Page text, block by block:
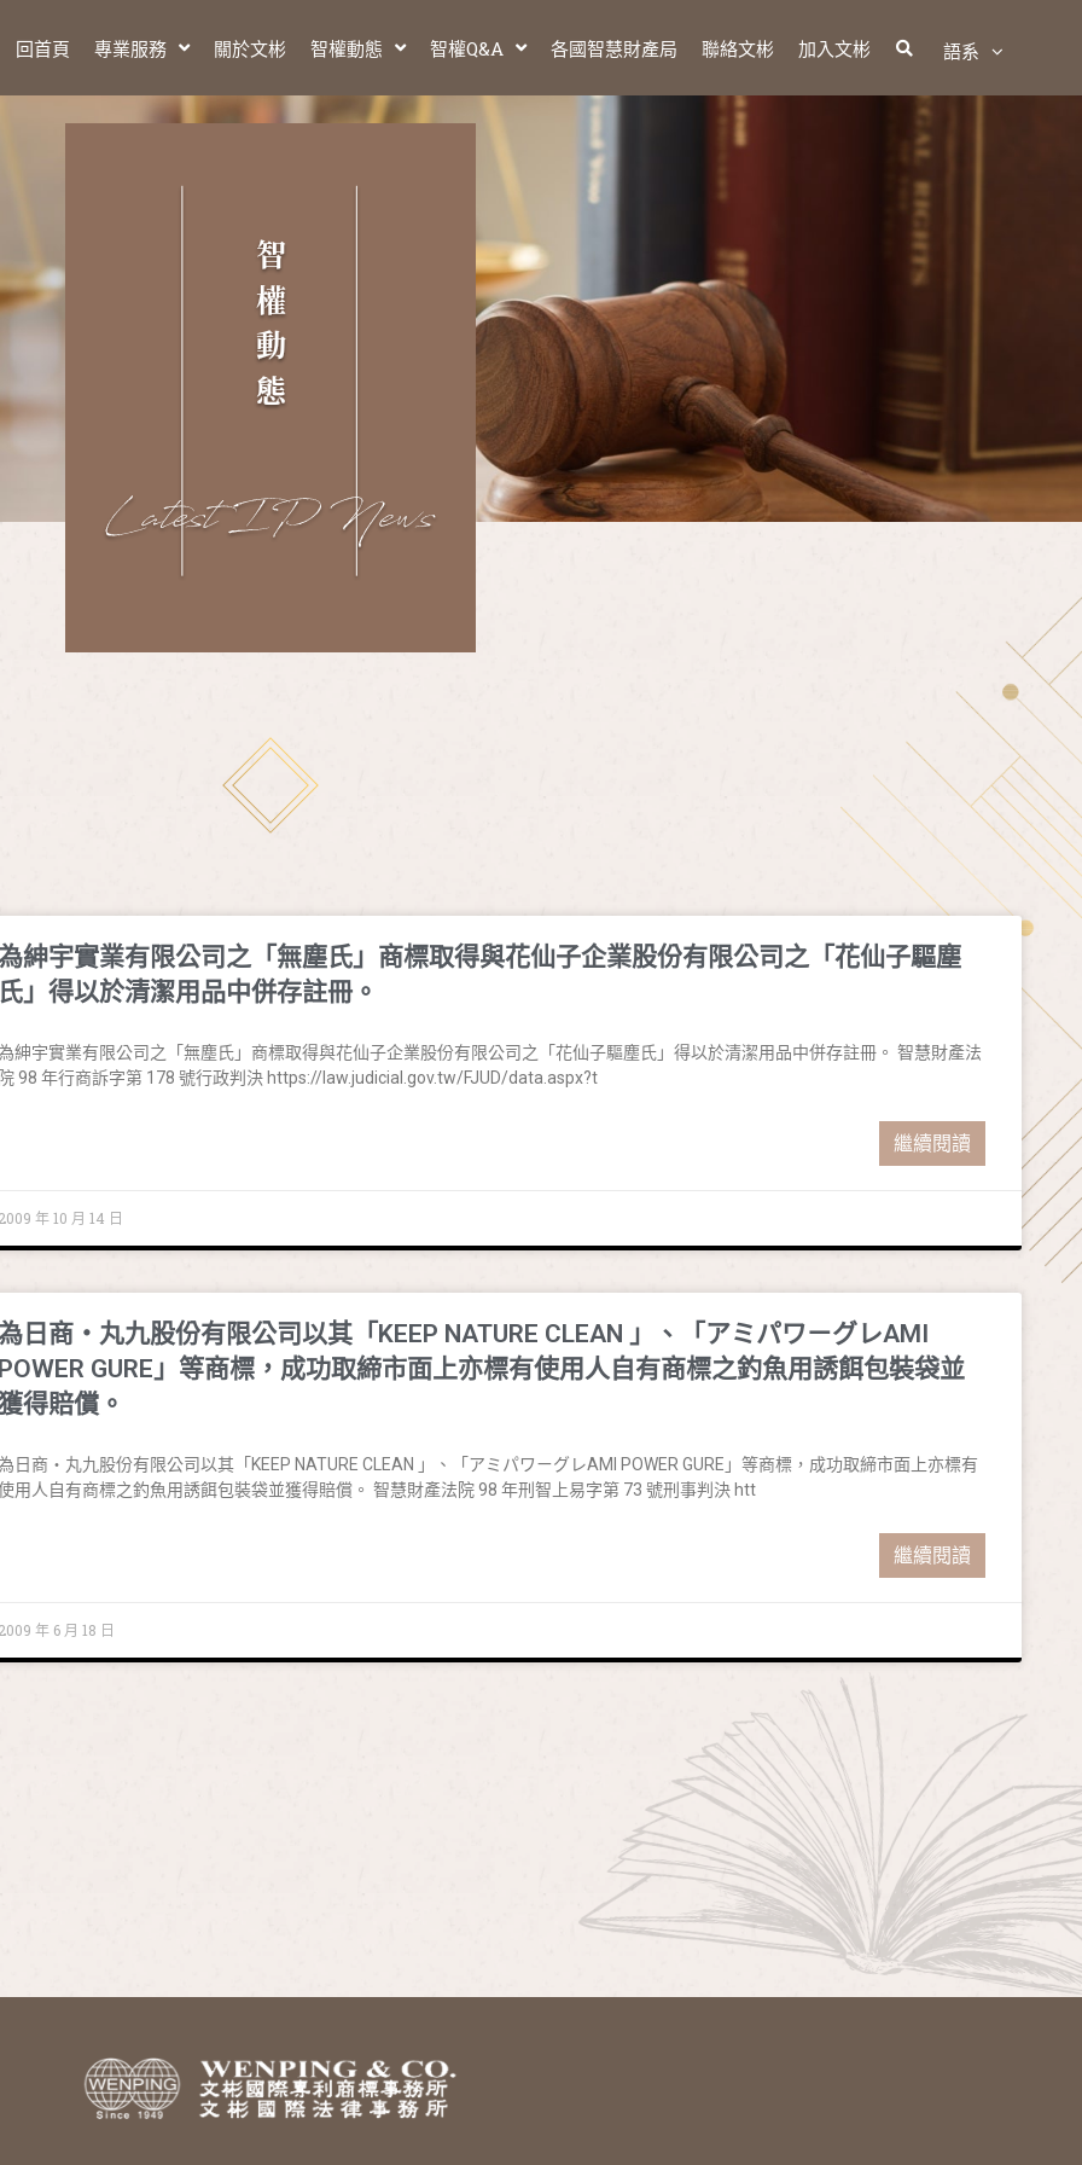
回首頁 專業服務 關於文彬 智權動態 智權Q&A 各國智慧財產局 聯絡文彬 加入文彬 語系
智
權
動
態
紳宇實業有限公司之「無塵氏」商標取得與花仙子企業股份有限公司之「花仙子驅塵
」得以於清潔用品中併存註冊。
紳宇實業有限公司之「無塵氏」商標取得與花仙子企業股份有限公司之「花仙子驅塵氏」得以於清潔用品中併存註冊。 智慧財產法
98 年行商訴字第 178 號行政判決 https://law.judicial.gov.tw/FJUD/data.aspx?t
繼續閱讀
年 10 月 14 日
日商‧丸九股份有限公司以其「KEEP NATURE CLEAN 」、「アミパワㄧグレAMI
GURE」等商標，成功取締市面上亦標有使用人自有商標之釣魚用誘餌包裝袋並
得賠償。
日商‧丸九股份有限公司以其「KEEP NATURE CLEAN 」、「アミパワㄧグレAMI POWER GURE」等商標，成功取締市面上亦標有
用人自有商標之釣魚用誘餌包裝袋並獲得賠償。 智慧財產法院 98 年刑智上易字第 73 號刑事判決 htt
繼續閱讀
年 6 月 18 日